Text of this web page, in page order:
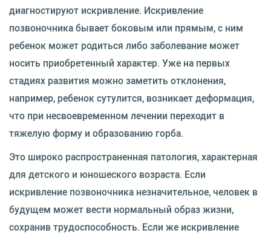
диагностируют искривление. Искривление
позвоночника бывает боковым или прямым, с ним
ребенок может родиться либо заболевание может
носить приобретенный характер. Уже на первых
стадиях развития можно заметить отклонения,
например, ребенок сутулится, возникает деформация,
что при несвоевременном лечении переходит в
тяжелую форму и образованию горба.
Это широко распространенная патология, характерная
для детского и юношеского возраста. Если
искривление позвоночника незначительное, человек в
будущем может вести нормальный образ жизни,
сохранив трудоспособность. Если же искривление